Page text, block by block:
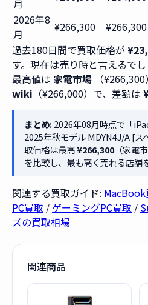
月
2026年8
月
¥266,300 ¥266,300
過去180日間で買取価格が
す。現在は売り時と言えるでし
最高値は 家電市場 （
wiki （¥266,000）で、差額は
まとめ:2026年08月時点で「
2025年秋モデル MDYN4J/A [ス
取価格は最高¥266,300（家電
を比較し、最も高く売れる店舗
関連する買取ガイド:
PC買取 / ゲーミングPC買取 /
ズの買取相場
関連商品